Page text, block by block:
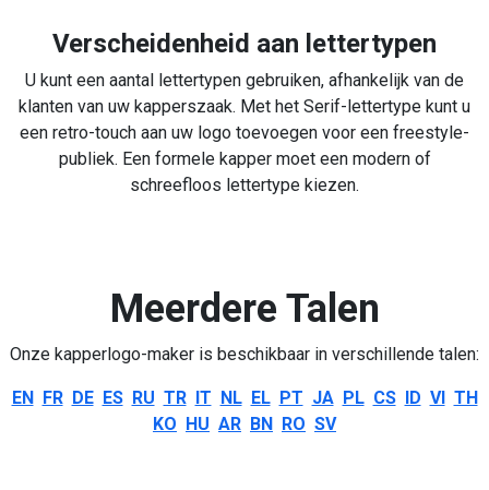
Verscheidenheid aan lettertypen
U kunt een aantal lettertypen gebruiken, afhankelijk van de
klanten van uw kapperszaak. Met het Serif-lettertype kunt u
een retro-touch aan uw logo toevoegen voor een freestyle-
publiek. Een formele kapper moet een modern of
schreefloos lettertype kiezen.
Meerdere Talen
Onze kapperlogo-maker is beschikbaar in verschillende talen:
EN FR DE ES RU TR IT NL EL PT JA PL CS ID VI TH
KO HU AR BN RO SV